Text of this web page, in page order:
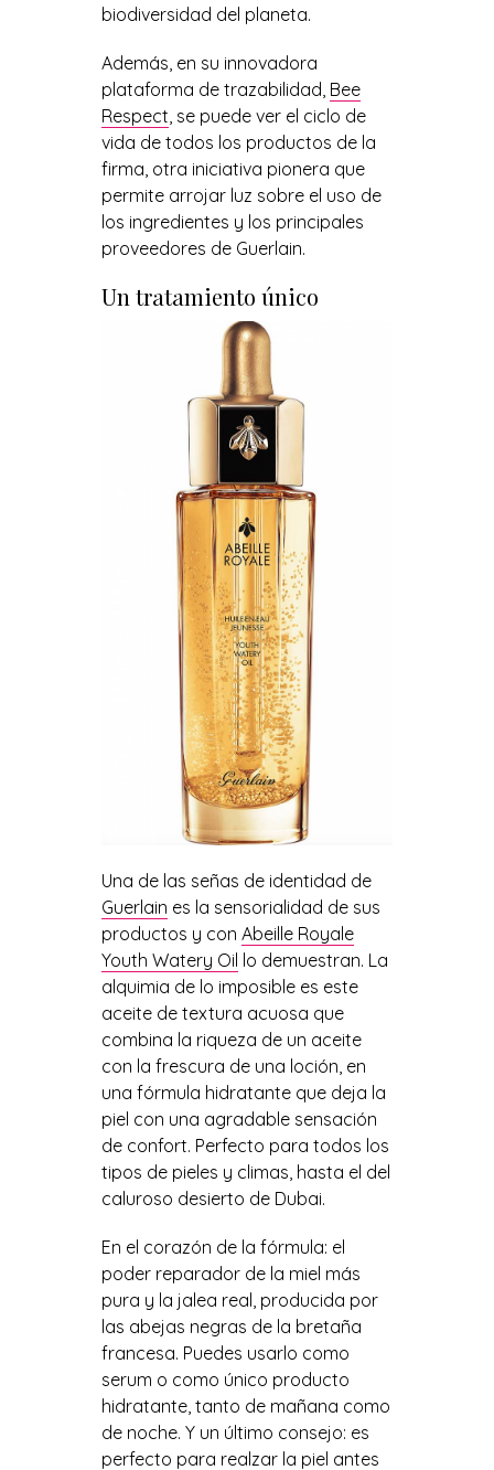
biodiversidad del planeta.
Además, en su innovadora
plataforma de trazabilidad, Bee
Respect , se puede ver el ciclo de
vida de todos los productos de la
firma, otra iniciativa pionera que
permite arrojar luz sobre el uso de
los ingredientes y los principales
proveedores de Guerlain.
Un tratamiento único
Una de las señas de identidad de
Guerlain es la sensorialidad de sus
productos y con Abeille Royale
Youth Watery Oil lo demuestran. La
alquimia de lo imposible es este
aceite de textura acuosa que
combina la riqueza de un aceite
con la frescura de una loción, en
una fórmula hidratante que deja la
piel con una agradable sensación
de confort. Perfecto para todos los
tipos de pieles y climas, hasta el del
caluroso desierto de Dubai.
En el corazón de la fórmula: el
poder reparador de la miel más
pura y la jalea real, producida por
las abejas negras de la bretaña
francesa. Puedes usarlo como
serum o como único producto
hidratante, tanto de mañana como
de noche. Y un último consejo: es
perfecto para realzar la piel antes